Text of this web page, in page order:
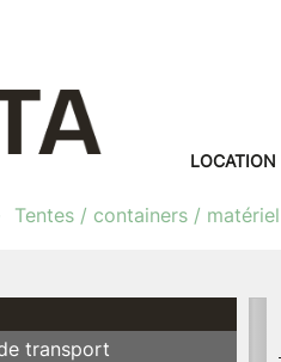
LOCATION
Tentes / containers /
transport